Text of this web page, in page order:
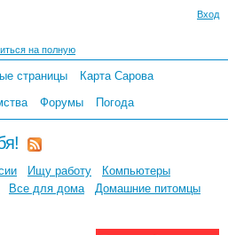
Вход
на полную
страницы
Карта Сарова
Форумы Погода
Ищу работу
Компьютеры
Все для дома
Домашние питомцы